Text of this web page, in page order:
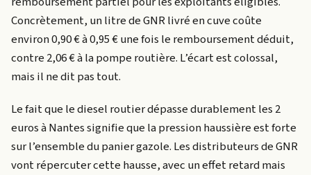
Concrètement, un litre de GNR livré en cuve coûte
environ 0,90 € à 0,95 € une fois le remboursement déduit,
contre 2,06 € à la pompe routière. L’écart est colossal,
mais il ne dit pas tout.
Le fait que le diesel routier dépasse durablement les 2
euros à Nantes signifie que la pression haussière est forte
sur l’ensemble du panier gazole. Les distributeurs de GNR
vont répercuter cette hausse, avec un effet retard mais